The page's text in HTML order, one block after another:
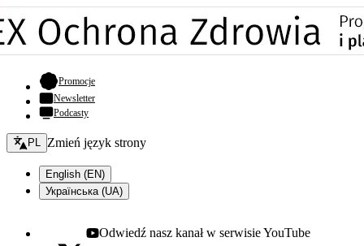
Promocje- otwiera się w nowej karcie
Newsletter
Podcasty
Zmień język - bieżący:
PL Zmień język strony
English (EN)
Українська (UA)
Youtube - otwiera się w nowej karcie
Odwiedź nasz kanał w serwisie YouTube